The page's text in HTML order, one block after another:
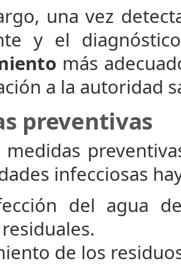
una vez
y el
más
a la autoridad
preventivas
medidas
infecciosas
del agua
de los